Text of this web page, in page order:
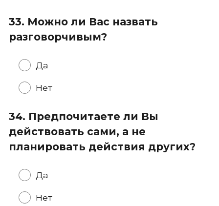
33. Можно ли Вас назвать
разговорчивым?
Да
Нет
34. Предпочитаете ли Вы
действовать сами, а не
планировать действия других?
Да
Нет